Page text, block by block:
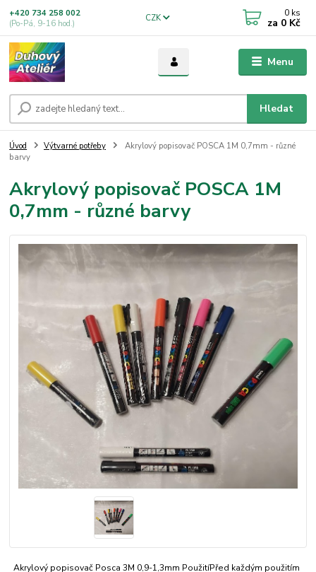
Menu
CZK
Hledat
+420 734 258 002
(Po-Pá, 9-16 hod.)
0 ks
za 0 Kč
Úvod Výtvarné potřeby
Akrylový popisovač POSCA 1M 0,7mm - různé
barvy
Akrylový popisovač POSCA 1M
0,7mm - různé barvy
Akrylový popisovač Posca 3M 0,9-1,3mm PoužitíPřed každým použitím